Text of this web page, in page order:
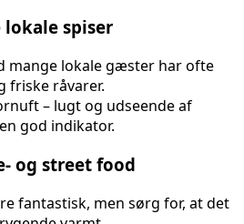
lokale spiser
mange lokale gæster har ofte
friske råvarer.
– lugt og udseende af
god indikator.
og street food
fantastisk, men sørg for, at det